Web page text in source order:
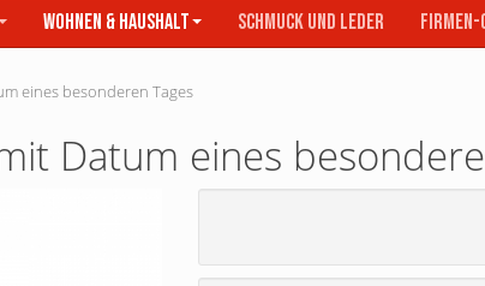
Wohnen & Haushalt Schmuck und Leder Firmen-
eines besonderen Tages
Datum eines